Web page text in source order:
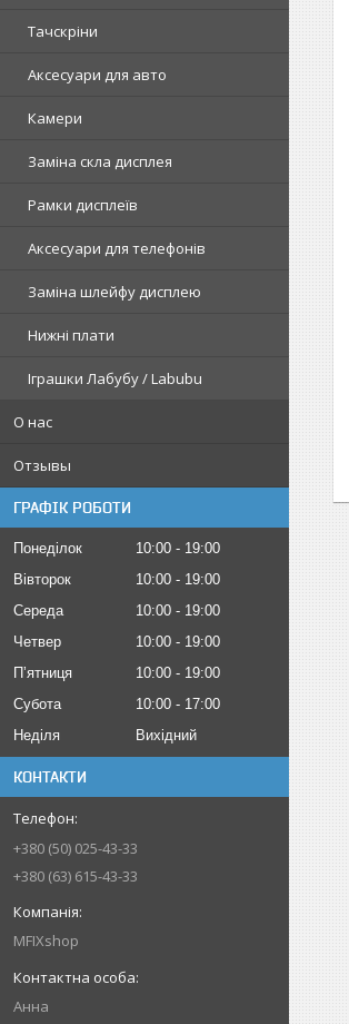
Тачскріни
Аксесуари для авто
Камери
Заміна скла дисплея
Рамки дисплеїв
Аксесуари для телефонів
Заміна шлейфу дисплею
Нижні плати
Іграшки Лабубу / Labubu
О нас
Отзывы
ГРАФІК РОБОТИ
Понеділок 10:00
19:00
Вівторок
10:00
19:00
Середа
10:00
19:00
Четвер
10:00
19:00
Пʼятниця
10:00
19:00
Субота
10:00
17:00
Неділя
Вихідний
КОНТАКТИ
+380 (50) 025-43-33
+380 (63) 615-43-33
MFIXshop
Анна